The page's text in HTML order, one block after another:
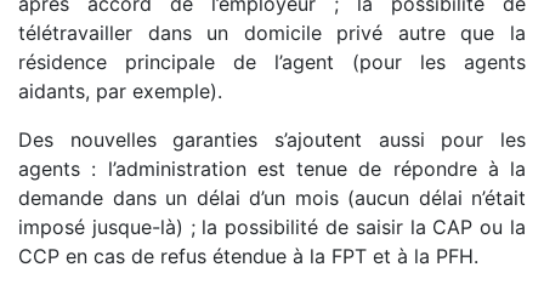
télétravailler dans un domicile privé autre que la
résidence principale de l’agent (pour les agents
aidants, par exemple).
Des nouvelles garanties s’ajoutent aussi pour les
agents : l’administration est tenue de répondre à la
demande dans un délai d’un mois (aucun délai n’était
imposé jusque-là) ; la possibilité de saisir la CAP ou la
CCP en cas de refus étendue à la FPT et à la PFH.